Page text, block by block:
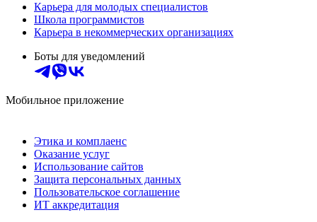
Карьера для молодых специалистов
Школа программистов
Карьера в некоммерческих организациях
Боты для уведомлений
Мобильное приложение
Этика и комплаенс
Оказание услуг
Использование сайтов
Защита персональных данных
Пользовательское соглашение
ИТ аккредитация